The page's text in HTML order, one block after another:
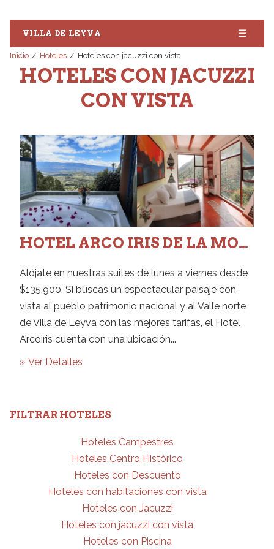
VILLA DE LEYVA ☰
Inicio Hoteles Hoteles con jacuzzi con vista
HOTELES CON JACUZZI
CON VISTA
FILTRAR HOTELES
Hoteles Campestres
Hoteles Centro Histórico
Hoteles con Descuento
Hoteles con habitaciones con vista
Hoteles con Jacuzzi
Hoteles con jacuzzi con vista
Hoteles con Piscina
HOTEL ARCO IRIS DE LA MONTAÑA
Alójate en nuestras suites de lunes a viernes desde
$135.900. Si buscas un espectacular paisaje con
vista al pueblo patrimonio nacional y al Valle norte
de Villa de Leyva con las mejores tarifas, el Hotel
Arcoiris cuenta con una ubicación...
Ver Detalles